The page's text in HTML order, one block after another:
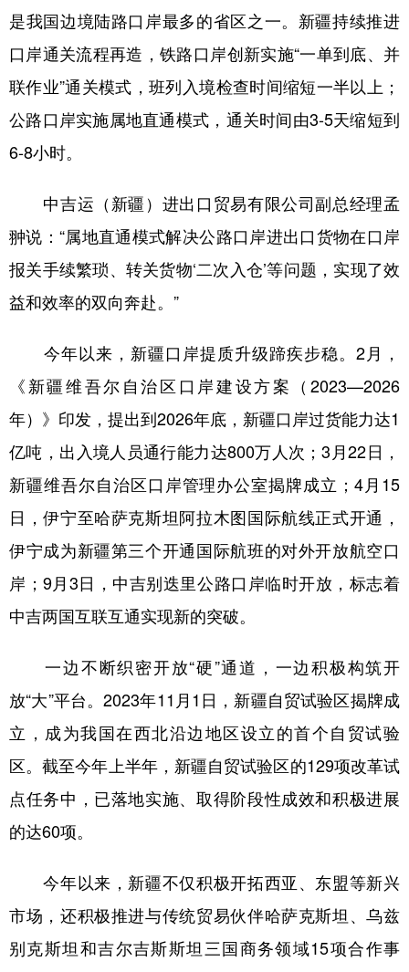
是我国边境陆路口岸最多的省区之一。新疆持续推进
口岸通关流程再造，铁路口岸创新实施“一单到底、并
联作业”通关模式，班列入境检查时间缩短一半以上；
公路口岸实施属地直通模式，通关时间由3-5天缩短到
6-8小时。
中吉运（新疆）进出口贸易有限公司副总经理孟
翀说：“属地直通模式解决公路口岸进出口货物在口岸
报关手续繁琐、转关货物‘二次入仓’等问题，实现了效
益和效率的双向奔赴。”
今年以来，新疆口岸提质升级蹄疾步稳。2月，
《新疆维吾尔自治区口岸建设方案（2023—2026
年）》印发，提出到2026年底，新疆口岸过货能力达1
亿吨，出入境人员通行能力达800万人次；3月22日，
新疆维吾尔自治区口岸管理办公室揭牌成立；4月15
日，伊宁至哈萨克斯坦阿拉木图国际航线正式开通，
伊宁成为新疆第三个开通国际航班的对外开放航空口
岸；9月3日，中吉别迭里公路口岸临时开放，标志着
中吉两国互联互通实现新的突破。
一边不断织密开放“硬”通道，一边积极构筑开
放“大”平台。2023年11月1日，新疆自贸试验区揭牌成
立，成为我国在西北沿边地区设立的首个自贸试验
区。截至今年上半年，新疆自贸试验区的129项改革试
点任务中，已落地实施、取得阶段性成效和积极进展
的达60项。
今年以来，新疆不仅积极开拓西亚、东盟等新兴
市场，还积极推进与传统贸易伙伴哈萨克斯坦、乌兹
别克斯坦和吉尔吉斯斯坦三国商务领域15项合作事